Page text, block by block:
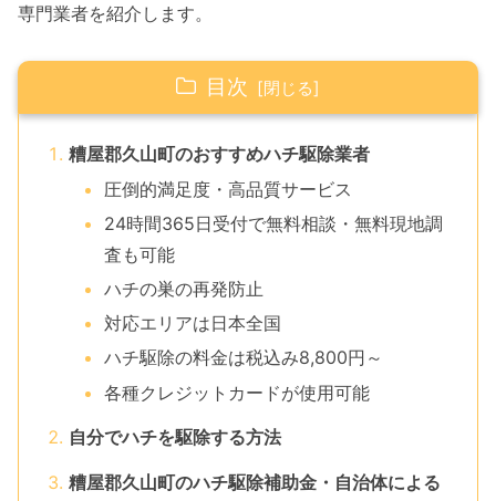
専門業者を紹介します。
目次
糟屋郡久山町のおすすめハチ駆除業者
圧倒的満足度・高品質サービス
24時間365日受付で無料相談・無料現地調
査も可能
ハチの巣の再発防止
対応エリアは日本全国
ハチ駆除の料金は税込み8,800円～
各種クレジットカードが使用可能
自分でハチを駆除する方法
糟屋郡久山町のハチ駆除補助金・自治体による